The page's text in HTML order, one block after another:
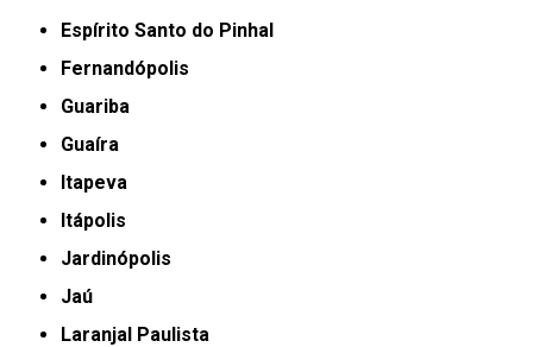
Espírito Santo do Pinhal
Fernandópolis
Guariba
Guaíra
Itapeva
Itápolis
Jardinópolis
Jaú
Laranjal Paulista